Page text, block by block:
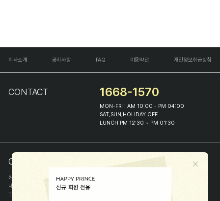
회사소개 공지사항 FAQ 이용약관 개인정보취급방침
CONTACT 1668-1570
MON-FRI : AM 10:00 - PM 04:00
SAT,SUN,HOLIDAY OFF
LUNCH PM 12:30 ~ PM 01:30
COMPANY INFO
상호
(주)해피프린스
대표
이화진
TEL